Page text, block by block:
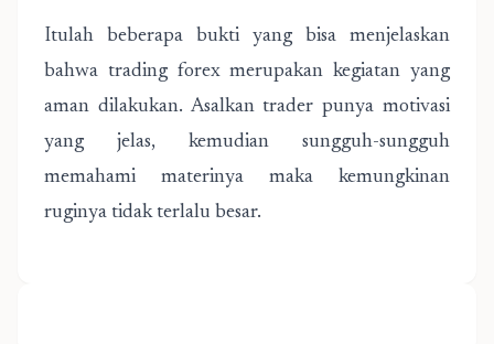
Itulah beberapa bukti yang bisa menjelaskan
bahwa trading forex merupakan kegiatan yang
aman dilakukan. Asalkan trader punya motivasi
yang jelas, kemudian sungguh-sungguh
memahami materinya maka kemungkinan
ruginya tidak terlalu besar.